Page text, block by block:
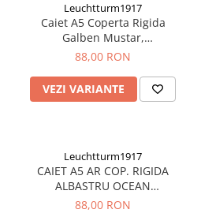
Leuchtturm1917
Caiet A5 Coperta Rigida
Galben Mustar,
Leuchtturm1917
88,00 RON
VEZI VARIANTE
Leuchtturm1917
CAIET A5 AR COP. RIGIDA
ALBASTRU OCEAN
LEUCHTTURM
88,00 RON